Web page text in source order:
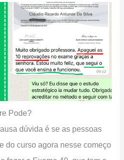
Pode?
dúvida é se as pessoas
do curso agora nesse começo